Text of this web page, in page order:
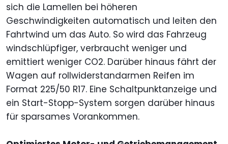
sich die Lamellen bei höheren
Geschwindigkeiten automatisch und leiten den
Fahrtwind um das Auto. So wird das Fahrzeug
windschlüpfiger, verbraucht weniger und
emittiert weniger CO2. Darüber hinaus fährt der
Wagen auf rollwiderstandarmen Reifen im
Format 225/50 R17. Eine Schaltpunktanzeige und
ein Start-Stopp-System sorgen darüber hinaus
für sparsames Vorankommen.